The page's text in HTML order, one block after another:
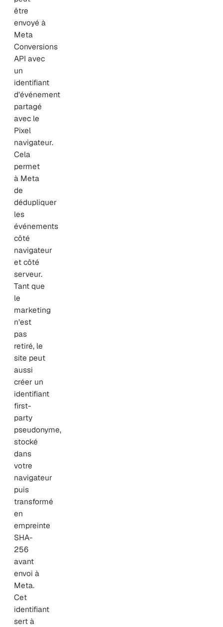
être
envoyé à
Meta
Conversions
API avec
un
identifiant
d’événement
partagé
avec le
Pixel
navigateur.
Cela
permet
à Meta
de
dédupliquer
les
événements
côté
navigateur
et côté
serveur.
Tant que
le
marketing
n’est
pas
retiré, le
site peut
aussi
créer un
identifiant
first-
party
pseudonyme,
stocké
dans
votre
navigateur
puis
transformé
en
empreinte
SHA-
256
avant
envoi à
Meta.
Cet
identifiant
sert à